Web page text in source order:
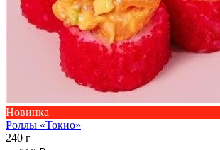
Новинка
Роллы «Токио»
240 г